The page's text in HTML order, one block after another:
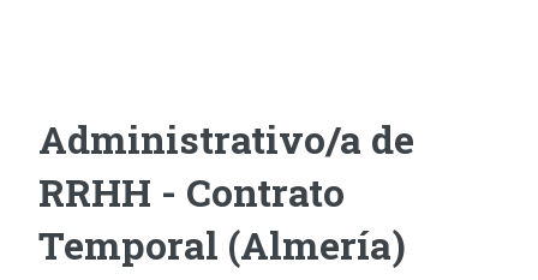
Administrativo/a de
RRHH - Contrato
Temporal (Almería)